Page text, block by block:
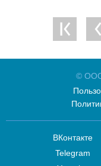
© ООО
ВКонтакте
Telegram